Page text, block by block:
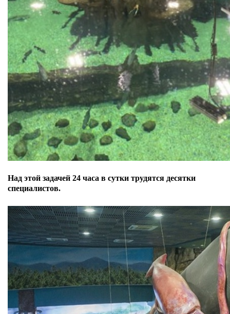
Над этой задачей 24 часа в сутки трудятся десятки
специалистов.